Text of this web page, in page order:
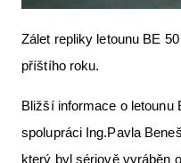
Zálet repliky letounu BE
příštího roku.
Bližší informace o letounu
spolupráci Ing.Pavla
který byl sériově vyráběn